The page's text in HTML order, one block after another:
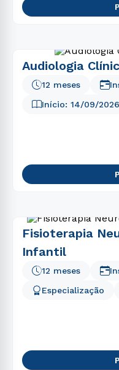
Audiologia
Início: 14/09/2026
12 meses
Fisioterapia
Infantil
12 meses
Especialização